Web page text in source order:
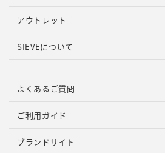
アウトレット
SIEVEについて
よくあるご質問
ご利用ガイド
ブランドサイト